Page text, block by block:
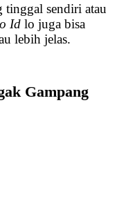
tinggal sendiri atau
Id lo juga bisa
lebih jelas.
Gampang